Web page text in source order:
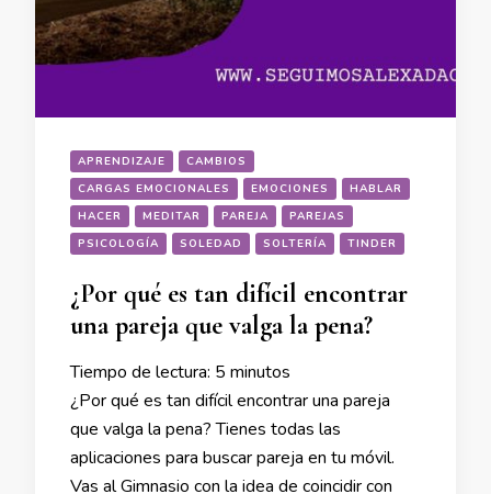
APRENDIZAJE
CAMBIOS
CARGAS EMOCIONALES
EMOCIONES
HABLAR
HACER
MEDITAR PAREJA
PAREJAS
PSICOLOGÍA
SOLEDAD SOLTERÍA TINDER
¿Por qué es tan difícil encontrar
una pareja que valga la pena?
Tiempo de lectura: 5 minutos
¿Por qué es tan difícil encontrar una pareja
que valga la pena? Tienes todas las
aplicaciones para buscar pareja en tu móvil.
Vas al Gimnasio con la idea de coincidir con